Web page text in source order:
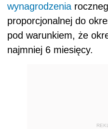
wynagrodzenia
proporcjonalnej do
pod warunkiem, że
najmniej 6 miesięcy.